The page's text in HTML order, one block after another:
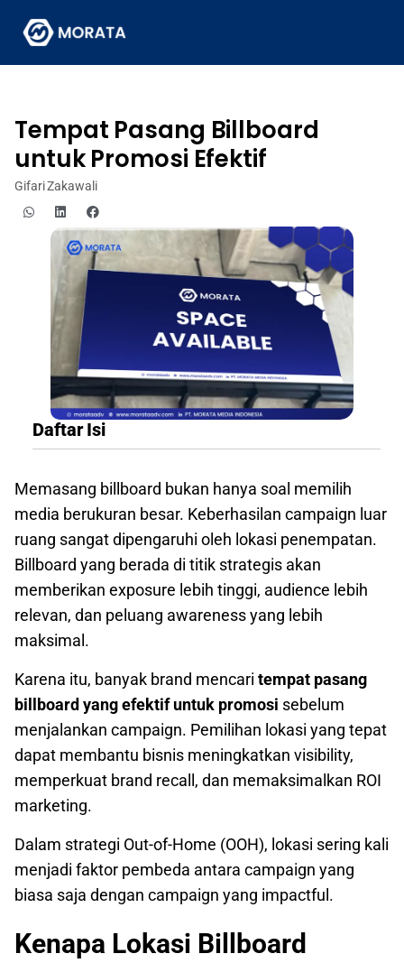
Tempat Pasang Billboard
untuk Promosi Efektif
Gifari Zakawali
Daftar Isi
Memasang billboard bukan hanya soal memilih
media berukuran besar. Keberhasilan campaign luar
ruang sangat dipengaruhi oleh lokasi penempatan.
Billboard yang berada di titik strategis akan
memberikan exposure lebih tinggi, audience lebih
relevan, dan peluang awareness yang lebih
maksimal.
Karena itu, banyak brand mencari tempat pasang
billboard yang efektif untuk promosi sebelum
menjalankan campaign. Pemilihan lokasi yang tepat
dapat membantu bisnis meningkatkan visibility,
memperkuat brand recall, dan memaksimalkan ROI
marketing.
Dalam strategi Out-of-Home (OOH), lokasi sering kali
menjadi faktor pembeda antara campaign yang
biasa saja dengan campaign yang impactful.
Kenapa Lokasi Billboard